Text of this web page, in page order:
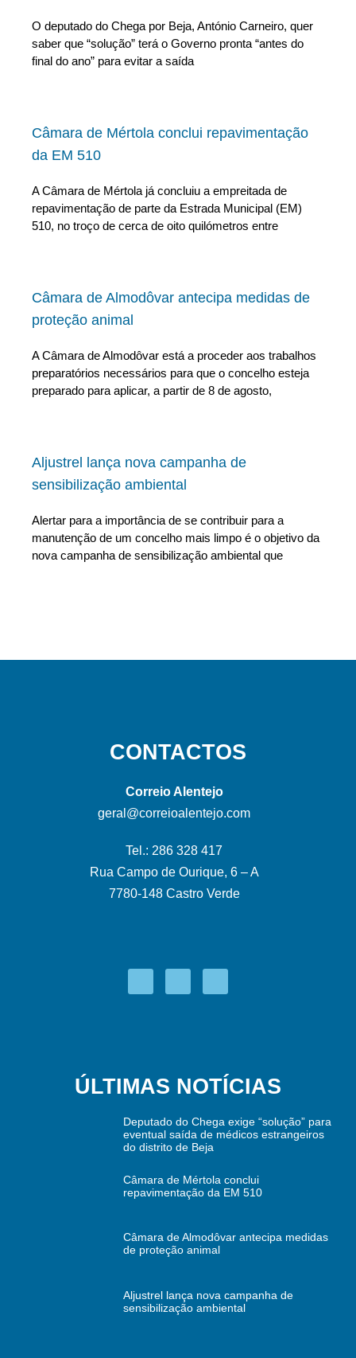
O deputado do Chega por Beja, António Carneiro, quer
saber que “solução” terá o Governo pronta “antes do
final do ano” para evitar a saída
Câmara de Mértola conclui repavimentação
da EM 510
A Câmara de Mértola já concluiu a empreitada de
repavimentação de parte da Estrada Municipal (EM)
510, no troço de cerca de oito quilómetros entre
Câmara de Almodôvar antecipa medidas de
proteção animal
A Câmara de Almodôvar está a proceder aos trabalhos
preparatórios necessários para que o concelho esteja
preparado para aplicar, a partir de 8 de agosto,
Aljustrel lança nova campanha de
sensibilização ambiental
Alertar para a importância de se contribuir para a
manutenção de um concelho mais limpo é o objetivo da
nova campanha de sensibilização ambiental que
CONTACTOS
Correio Alentejo
geral@correioalentejo.com
Tel.: 286 328 417
Rua Campo de Ourique, 6 – A
7780-148 Castro Verde
ÚLTIMAS NOTÍCIAS
Deputado do Chega exige “solução” para
eventual saída de médicos estrangeiros
do distrito de Beja
Câmara de Mértola conclui
repavimentação da EM 510
Câmara de Almodôvar antecipa medidas
de proteção animal
Aljustrel lança nova campanha de
sensibilização ambiental